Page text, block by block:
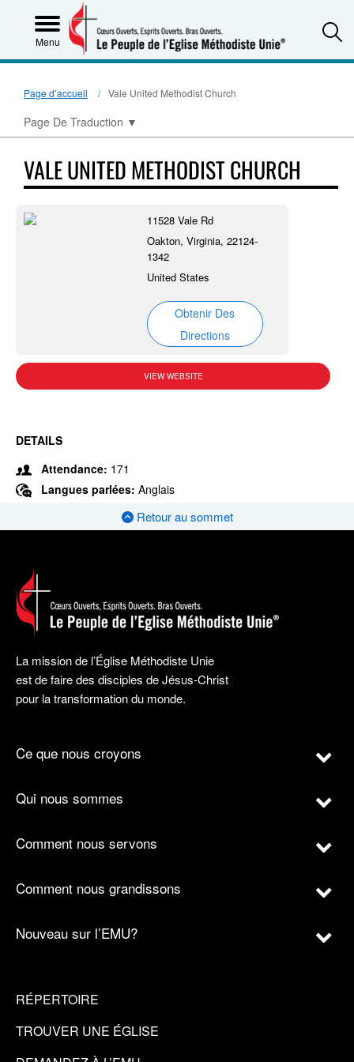
Menu
Page d’accueil Vale United Methodist Church
Page De Traduction ▼
VALE UNITED METHODIST CHURCH
11528 Vale Rd
Oakton, Virginia, 22124-
1342
United States
Obtenir Des
Directions
VIEW WEBSITE
DETAILS
Attendance: 171
Langues parlées: Anglais
Retour au sommet
La mission de l’Église Méthodiste Unie
est de faire des disciples de Jésus-Christ
pour la transformation du monde.
Ce que nous croyons
Qui nous sommes
Comment nous servons
Comment nous grandissons
Nouveau sur l’EMU?
RÉPERTOIRE
TROUVER UNE ÉGLISE